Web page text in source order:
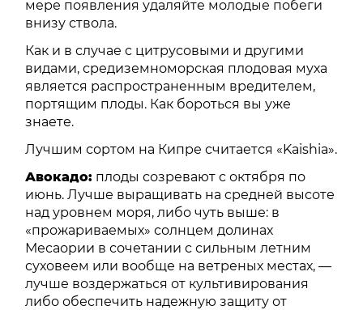
мере появления удаляйте молодые побеги
внизу ствола.
Как и в случае с цитрусовыми и другими
видами, средиземноморская плодовая муха
является распространенным вредителем,
портящим плоды. Как бороться вы уже
знаете.
Лучшим сортом на Кипре считается «Kaishia».
Авокадо: плоды созревают с октября по
июнь. Лучше выращивать на средней высоте
над уровнем моря, либо чуть выше: в
«прожариваемых» солнцем долинах
Месаории в сочетании с сильным летним
суховеем или вообще на ветреных местах, —
лучше воздержаться от культивирования
либо обеспечить надежную защиту от